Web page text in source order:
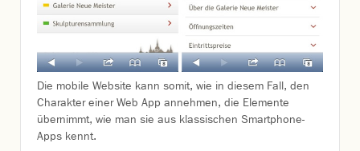
Die mobile Website kann somit, wie in diesem Fall, den
Charakter einer Web App annehmen, die Elemente
übernimmt, wie man sie aus klassischen Smartphone-
Apps kennt.